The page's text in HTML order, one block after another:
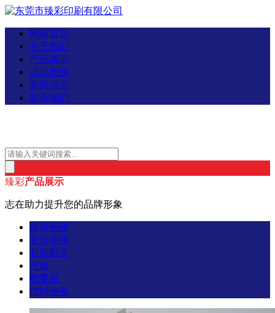
网站首页
关于我们
产品展示
成功案例
新闻动态
联系我们
臻彩产品展示
志在助力提升您的品牌形象
宣传画册
宣传单张
包装彩盒
吊旗
档案袋
信封便笺